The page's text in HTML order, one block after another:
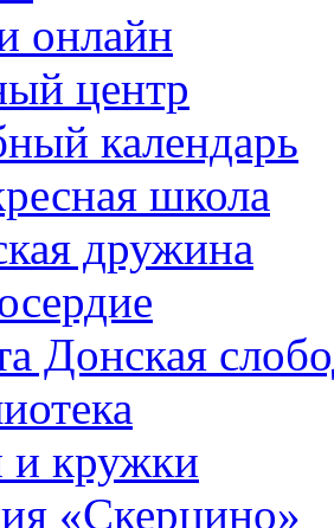
онлайн
центр
календарь
школа
дружина
Донская
и кружки
«Скерцино»